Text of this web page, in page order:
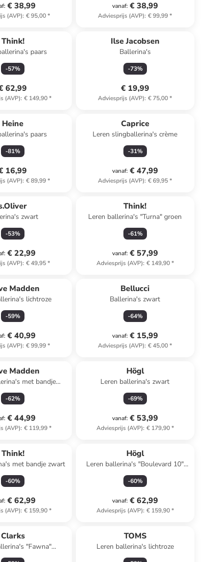
: € 38,99
(AVP): € 95,00*
vanaf: € 38,99
Adviesprijs (AVP): € 99,99*
Think!
paars
-57%
62,99
(AVP): € 149,90*
Ilse Jacobsen
Ballerina's
-73%
€ 19,99
Adviesprijs (AVP): € 75,00*
Heine
paars
-81%
16,99
(AVP): € 89,99*
Caprice
Leren slingballerina's crème
-31%
vanaf: € 47,99
Adviesprijs (AVP): € 69,95*
zwart
-53%
: € 22,99
(AVP): € 49,95*
Think!
Leren ballerina's "Turna" groen
-61%
vanaf: € 57,99
Adviesprijs (AVP): € 149,90*
Madden
lichtroze
-59%
: € 40,99
(AVP): € 99,99*
Bellucci
Ballerina's zwart
-64%
vanaf: € 15,99
Adviesprijs (AVP): € 45,00*
Madden
met bandje
lichtroze
-62%
: € 44,99
(AVP): € 119,99*
Högl
Leren ballerina's zwart
-69%
vanaf: € 53,99
Adviesprijs (AVP): € 179,90*
Think!
met bandje zwart
-60%
: € 62,99
(AVP): € 159,90*
Högl
Leren ballerina's "Boulevard 10"
zwart
-60%
vanaf: € 62,99
Adviesprijs (AVP): € 159,90*
Clarks
"Fawna"
TOMS
Leren ballerina's lichtroze